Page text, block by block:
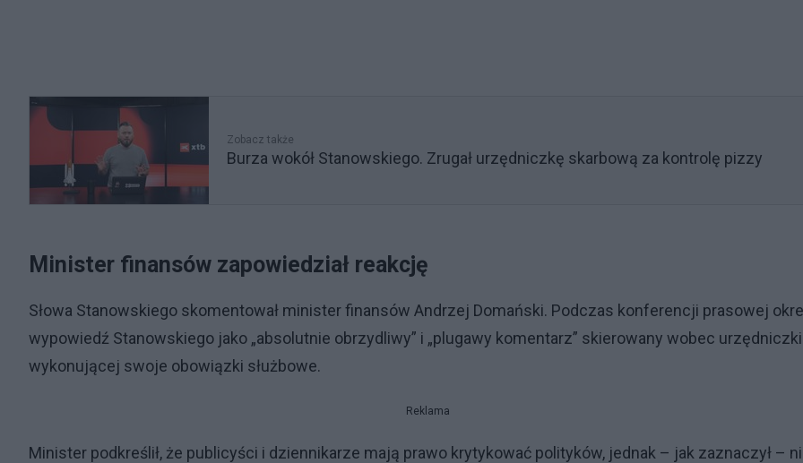
Zobacz także
Burza wokół Stanowskiego. Zrugał urzędniczkę skarbową za kontrolę pizzy
Minister finansów zapowiedział reakcję
Słowa Stanowskiego skomentował minister finansów Andrzej Domański. Podczas konferencji prasowej
wypowiedź Stanowskiego jako „absolutnie obrzydliwy” i „plugawy komentarz” skierowany wobec urzędniczki
wykonującej swoje obowiązki służbowe.
Reklama
Minister podkreślił, że publicyści i dziennikarze mają prawo krytykować polityków, jednak – jak zaznaczył –